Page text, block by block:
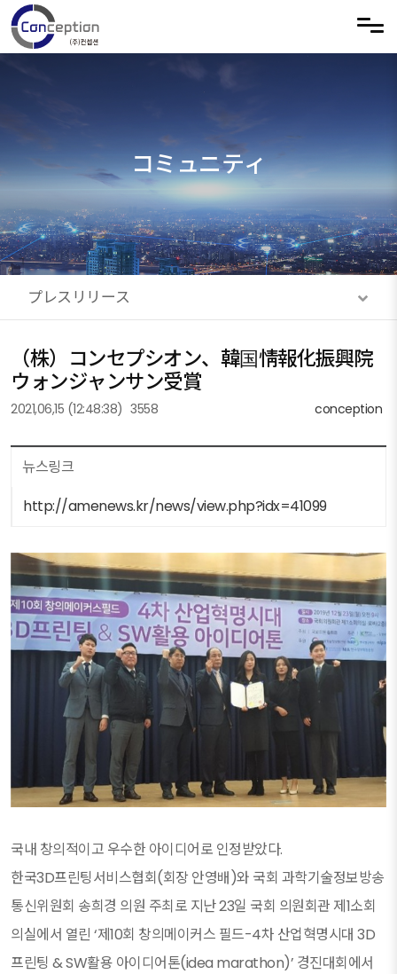
ニュースキップ
コミュニティ
プレスリリース
（株）コンセプシオン、韓国情報化振興院
ウォンジャンサン受賞
conception
2021,06,15 (12:48:38) 3558
뉴스링크
http://amenews.kr/news/view.php?idx=41099
국내 창의적이고 우수한 아이디어로 인정받았다.
한국3D프린팅서비스협회(회장 안영배)와 국회 과학기술정보방송
통신위원회 송희경 의원 주최로 지난 23일 국회 의원회관 제1소회
의실에서 열린 ‘제10회 창의메이커스 필드-4차 산업혁명시대 3D
프린팅 & SW활용 아이디어톤(idea marathon)’ 경진대회에서